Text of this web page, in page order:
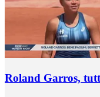
Roland Garros,